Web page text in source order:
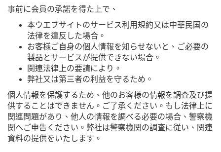
事前に会員の承諾を得た上で、
本ウエブサイトのサービス利用規約又は中華民国の
法律を違反した場合。
お客様ご自身の個人情報を知らせないと、ご必要の
製品とサービスが提供できない場合。
関連法律上の要請により。
弊社又は第三者の利益を守るため。
個人情報を保護するため、他のお客様の情報を調査及び提
供することはできません。ご了承ください。もし法律上に
関連問題があり、他人の情報を調べる必要の場合、警察機
関へご申告ください。弊社は警察機関の調査に従い、関連
資料の提供をいたします。